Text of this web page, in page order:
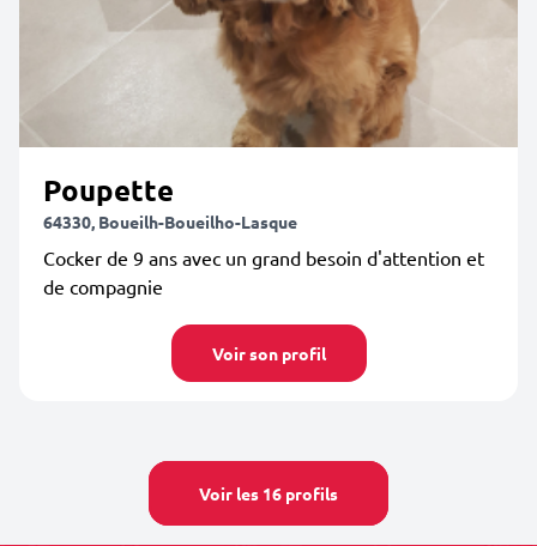
Poupette
64330, Boueilh-Boueilho-Lasque
Cocker de 9 ans avec un grand besoin d'attention et
de compagnie
Voir son profil
Voir les 16 profils